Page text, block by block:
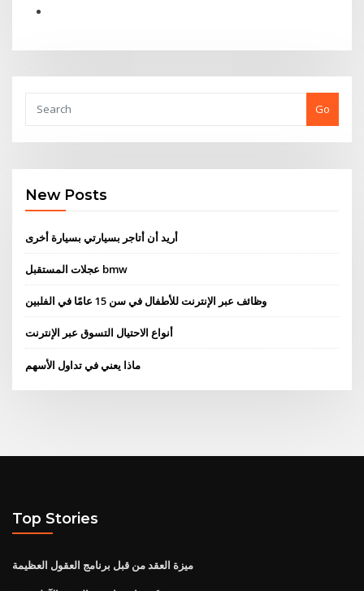
Go
New Posts
أريد أن أتاجر بسيارتي بسيارة أخرى
عجلات المستقبل bmw
وظائف عبر الإنترنت للأطفال في سن 15 عامًا في الفلبين
أنواع الاحتيال التسوق عبر الإنترنت
ماذا يعني في تداول الأسهم
Top Stories
ميزة العقد من قبل برنامج العقول العظيمة